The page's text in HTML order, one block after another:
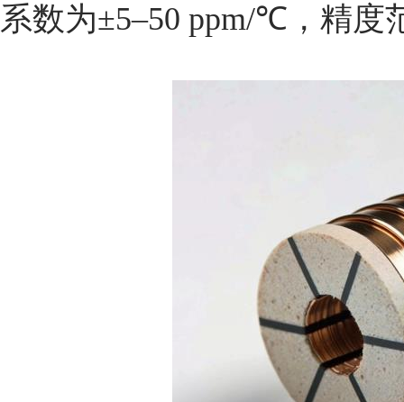
系数为±5–50 ppm/℃，精度